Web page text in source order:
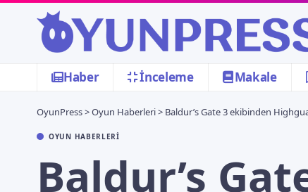
Haber İnceleme Makale
OyunPress>Oyun Haberleri> Baldur’s Gate 3 ekibinden
OYUN HABERLERI
Baldur’s